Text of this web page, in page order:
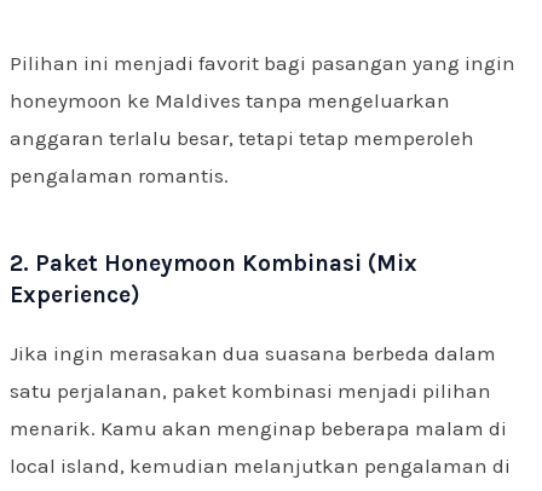
Pilihan ini menjadi favorit bagi pasangan yang ingin
honeymoon ke Maldives tanpa mengeluarkan
anggaran terlalu besar, tetapi tetap memperoleh
pengalaman romantis.
2. Paket Honeymoon Kombinasi (Mix
Experience)
Jika ingin merasakan dua suasana berbeda dalam
satu perjalanan, paket kombinasi menjadi pilihan
menarik. Kamu akan menginap beberapa malam di
local island, kemudian melanjutkan pengalaman di